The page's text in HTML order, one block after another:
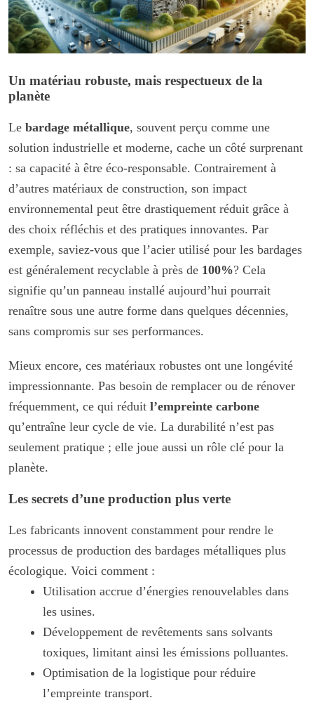
Un matériau robuste, mais respectueux de la
planète
Le bardage métallique, souvent perçu comme une
solution industrielle et moderne, cache un côté surprenant
: sa capacité à être éco-responsable. Contrairement à
d’autres matériaux de construction, son impact
environnemental peut être drastiquement réduit grâce à
des choix réfléchis et des pratiques innovantes. Par
exemple, saviez-vous que l’acier utilisé pour les bardages
est généralement recyclable à près de 100%? Cela
signifie qu’un panneau installé aujourd’hui pourrait
renaître sous une autre forme dans quelques décennies,
sans compromis sur ses performances.
Mieux encore, ces matériaux robustes ont une longévité
impressionnante. Pas besoin de remplacer ou de rénover
fréquemment, ce qui réduit l’empreinte carbone
qu’entraîne leur cycle de vie. La durabilité n’est pas
seulement pratique ; elle joue aussi un rôle clé pour la
planète.
Les secrets d’une production plus verte
Les fabricants innovent constamment pour rendre le
processus de production des bardages métalliques plus
écologique. Voici comment :
Utilisation accrue d’énergies renouvelables dans
les usines.
Développement de revêtements sans solvants
toxiques, limitant ainsi les émissions polluantes.
Optimisation de la logistique pour réduire
l’empreinte transport.